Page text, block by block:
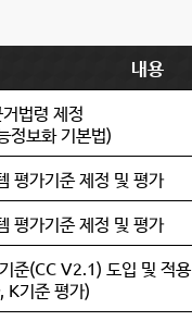
내용
법령 제정
정보화 기본법)
평가기준 제정 및 평가
평가기준 제정 및 평가
준(CC V2.1) 도입 및 적용
K기준 평가)